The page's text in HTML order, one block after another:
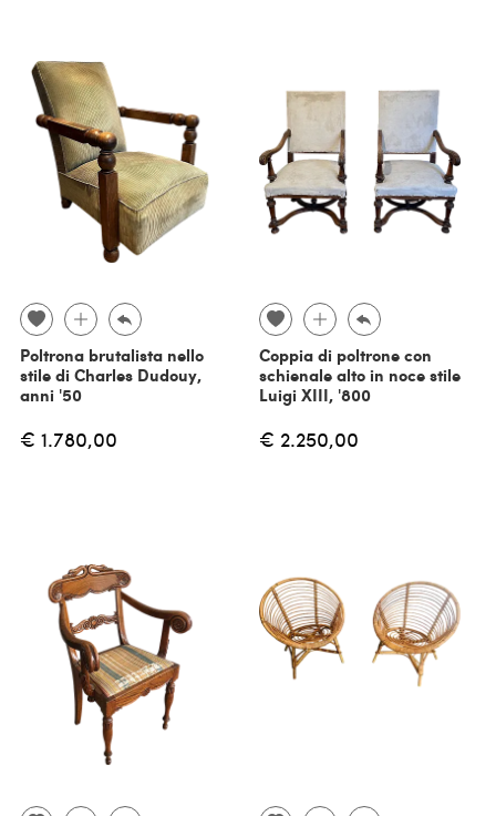
Poltrona brutalista nello
stile di Charles Dudouy,
anni '50
€ 1.780,00
Coppia di poltrone con
schienale alto in noce stile
Luigi XIII, '800
€ 2.250,00